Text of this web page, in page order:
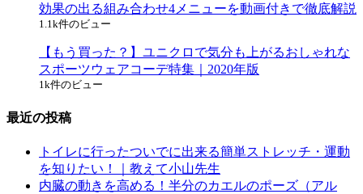
効果の出る組み合わせ4メニューを動画付きで徹底解説
1.1k件のビュー
【もう買った？】ユニクロで気分も上がるおしゃれな
スポーツウェアコーデ特集｜2020年版
1k件のビュー
最近の投稿
トイレに行ったついでに出来る簡単ストレッチ・運動
を知りたい！｜教えて小山先生
内臓の動きを高める！半分のカエルのポーズ（アル